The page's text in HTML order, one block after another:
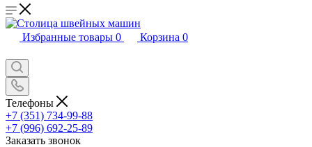
Избранные товары 0 Корзина 0
Телефоны
+7 (351) 734-99-88
+7 (996) 692-25-89
Заказать звонок